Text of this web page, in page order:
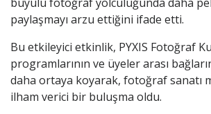
paylaşmayı arzu ettiğini ifade etti.
Bu etkileyici etkinlik, PYXIS Fotoğraf
programlarının ve üyeler arası
daha ortaya koyarak, fotoğraf sanatı
ilham verici bir buluşma oldu.